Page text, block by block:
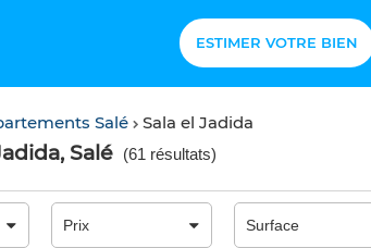
ESTIMER VOTRE BIEN
Salé Sala el Jadida
Salé (61 résultats)